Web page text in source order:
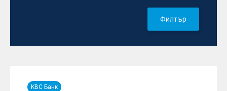
Филтър
KBC Банк